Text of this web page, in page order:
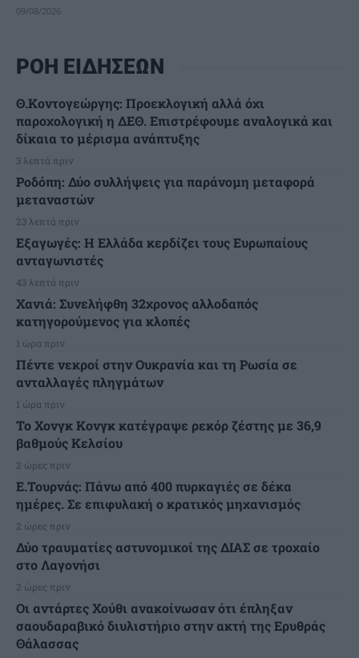
09/08/2026
ΡΟΗ ΕΙΔΗΣΕΩΝ
Θ.Κοντογεώργης: Προεκλογική αλλά όχι
παροχολογική η ΔΕΘ. Επιστρέφουμε αναλογικά και
δίκαια το μέρισμα ανάπτυξης
3 λεπτά πριν
Ροδόπη: Δύο συλλήψεις για παράνομη μεταφορά
μεταναστών
23 λεπτά πριν
Εξαγωγές: Η Ελλάδα κερδίζει τους Ευρωπαίους
ανταγωνιστές
43 λεπτά πριν
Χανιά: Συνελήφθη 32χρονος αλλοδαπός
κατηγορούμενος για κλοπές
1 ώρα πριν
Πέντε νεκροί στην Ουκρανία και τη Ρωσία σε
ανταλλαγές πληγμάτων
1 ώρα πριν
Το Χονγκ Κονγκ κατέγραψε ρεκόρ ζέστης με 36,9
βαθμούς Κελσίου
2 ώρες πριν
Ε.Τουρνάς: Πάνω από 400 πυρκαγιές σε δέκα
ημέρες. Σε επιφυλακή ο κρατικός μηχανισμός
2 ώρες πριν
Δύο τραυματίες αστυνομικοί της ΔΙΑΣ σε τροχαίο
στο Λαγονήσι
2 ώρες πριν
Οι αντάρτες Χούθι ανακοίνωσαν ότι έπληξαν
σαουδαραβικό διυλιστήριο στην ακτή της Ερυθράς
Θάλασσας